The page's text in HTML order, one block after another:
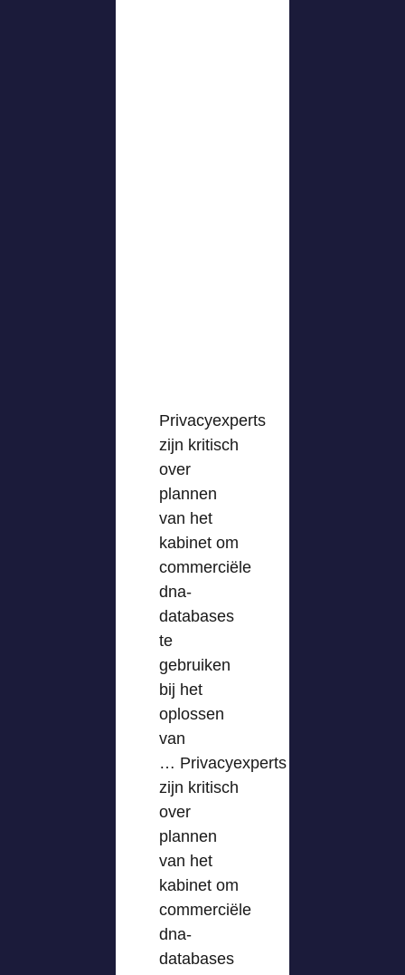
Privacyexperts
zijn kritisch
over
plannen
van het
kabinet om
commerciële
dna-
databases
te
gebruiken
bij het
oplossen
van
… Privacyexperts
zijn kritisch
over
plannen
van het
kabinet om
commerciële
dna-
databases